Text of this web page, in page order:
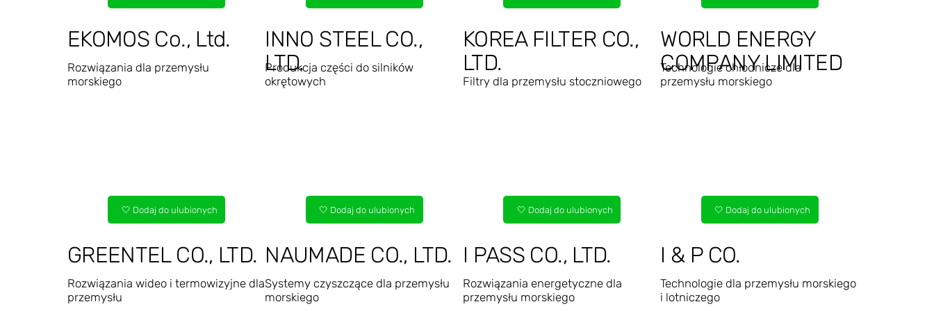
EKOMOS Co., Ltd.
Rozwiązania dla przemysłu
morskiego
INNO STEEL CO.,
LTD.
Produkcja części do silników
okrętowych
KOREA FILTER CO.,
LTD.
Filtry dla przemysłu stoczniowego
WORLD ENERGY
COMPANY LIMITED
Technologie chłodnicze dla
przemysłu morskiego
🤍 Dodaj do ulubionych
GREENTEL CO., LTD.
Rozwiązania wideo i termowizyjne dla
przemysłu
🤍 Dodaj do ulubionych
NAUMADE CO., LTD.
Systemy czyszczące dla przemysłu
morskiego
🤍 Dodaj do ulubionych
I PASS CO., LTD.
Rozwiązania energetyczne dla
przemysłu morskiego
🤍 Dodaj do ulubionych
I & P CO.
Technologie dla przemysłu morskiego
i lotniczego